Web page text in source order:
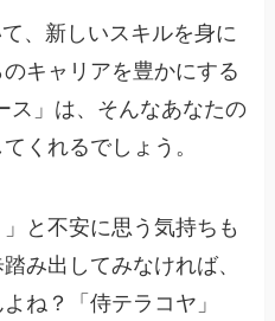
、新しいスキルを身に
キャリアを豊かにする
ス」は、そんなあなたの
くれるでしょう。
と不安に思う気持ちも
み出してみなければ、
ね？「侍テラコヤ」